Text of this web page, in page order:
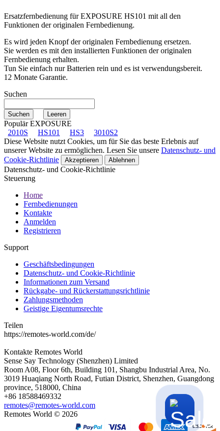
Ersatzfernbedienung fürEXPOSURE HS101 mit all den
Funktionen der originalen Fernbedienung.
Es wird jeden Knopf der originalen Fernbedienung ersetzen.
Sie werden es mit den installierten Funktionen der originalen
Fernbedienung erhalten.
Tun Sie einfach nur Batterien rein und es ist verwendungsbereit.
12 Monate Garantie.
Suchen
Populär EXPOSURE
2010S
HS101 HS3
3010S2
Diese Website nutzt Cookies, um für Sie das beste Erlebnis auf
unserer Website zu ermöglichen. Lesen Sie unsere Datenschutz- und
Cookie-Richtlinie
Akzeptieren Ablehnen
Datenschutz- und Cookie-Richtlinie
Steuerung
Home
Fernbedienungen
Kontakte
Anmelden
Registrieren
Support
Geschäftsbedingungen
Datenschutz- und Cookie-Richtlinie
Informationen zum Versand
Rückgabe- und Rückerstattungsrichtlinie
Zahlungsmethoden
Geistige Eigentumsrechte
Teilen
https://remotes-world.com/de/
Kontakte Remotes World
Sense Say Technology (Shenzhen) Limited
Room A08, Floor 6th, Building 101, Shangbu Industrial Area, No.
3019 Huaqiang North Road, Futian District, Shenzhen, Guangdong
province, 518000, China
+86 18588469332
remotes@remotes-world.com
Remotes World © 2026